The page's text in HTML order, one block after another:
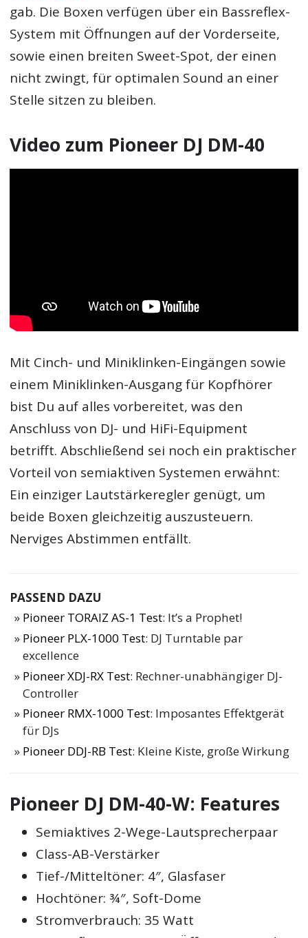
gab. Die Boxen verfügen über ein Bassreflex-
System mit Öffnungen auf der Vorderseite,
sowie einen breiten Sweet-Spot, der einen
nicht zwingt, für optimalen Sound an einer
Stelle sitzen zu bleiben.
Video zum Pioneer DJ DM-40
Mit Cinch- und Miniklinken-Eingängen sowie
einem Miniklinken-Ausgang für Kopfhörer
bist Du auf alles vorbereitet, was den
Anschluss von DJ- und HiFi-Equipment
betrifft. Abschließend sei noch ein praktischer
Vorteil von semiaktiven Systemen erwähnt:
Ein einziger Lautstärkeregler genügt, um
beide Boxen gleichzeitig auszusteuern.
Nerviges Abstimmen entfällt.
PASSEND DAZU
Pioneer TORAIZ AS-1 Test: It’s a Prophet!
Pioneer PLX-1000 Test: DJ Turntable par
excellence
Pioneer XDJ-RX Test: Rechner-unabhängiger DJ-
Controller
Pioneer RMX-1000 Test: Imposantes Effektgerät
für DJs
Pioneer DDJ-RB Test: Kleine Kiste, große Wirkung
Pioneer DJ DM-40-W: Features
Semiaktives 2-Wege-Lautsprecherpaar
Class-AB-Verstärker
Tief-/Mitteltöner: 4″, Glasfaser
Hochtöner: ¾″, Soft-Dome
Stromverbrauch: 35 Watt